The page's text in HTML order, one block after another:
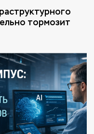
тормозит